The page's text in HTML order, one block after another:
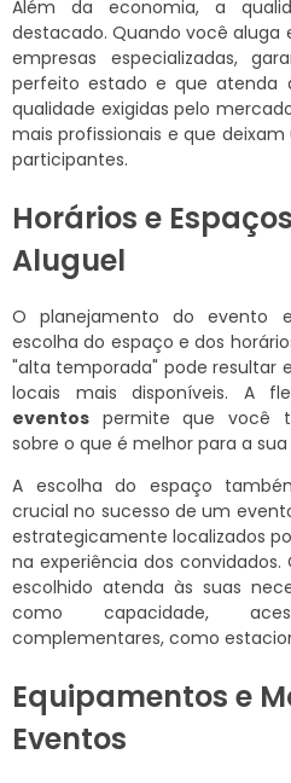
Além da economia, a
destacado. Quando você aluga
empresas especializadas,
perfeito estado e que atenda
qualidade exigidas pelo
mais profissionais e que
participantes.
Horários e
Aluguel
O planejamento do evento
escolha do espaço e dos
"alta temporada" pode resultar
locais mais disponíveis. A
eventos permite que você
sobre o que é melhor para a
A escolha do espaço
crucial no sucesso de um
estrategicamente localizados
na experiência dos
escolhido atenda às suas
como capacidade,
complementares, como
Equipamentos e
Eventos